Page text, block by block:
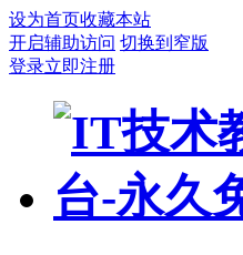
设为首页收藏本站
开启辅助访问 切换到窄版
登录立即注册